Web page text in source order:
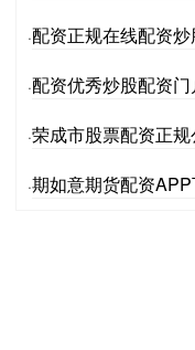
·配资正规在线配资炒
·配资优秀炒股配资
·荣成市股票配资正
·期如意期货配资